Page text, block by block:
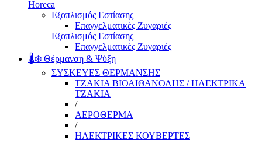
Horeca
Εξοπλισμός Εστίασης
Επαγγελματικές Ζυγαριές
Εξοπλισμός Εστίασης
Επαγγελματικές Ζυγαριές
🌡️❄️ Θέρμανση & Ψύξη
ΣΥΣΚΕΥΕΣ ΘΕΡΜΑΝΣΗΣ
ΤΖΑΚΙΑ ΒΙΟΑΙΘΑΝΟΛΗΣ / ΗΛΕΚΤΡΙΚΑ
ΤΖΑΚΙΑ
/
ΑΕΡΟΘΕΡΜΑ
/
ΗΛΕΚΤΡΙΚΕΣ ΚΟΥΒΕΡΤΕΣ